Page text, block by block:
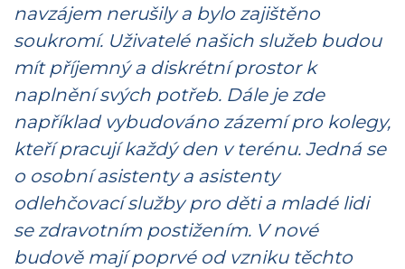
navzájem nerušily a bylo zajištěno
soukromí. Uživatelé našich služeb budou
mít příjemný a diskrétní prostor k
naplnění svých potřeb. Dále je zde
například vybudováno zázemí pro kolegy,
kteří pracují každý den v terénu. Jedná se
o osobní asistenty a asistenty
odlehčovací služby pro děti a mladé lidi
se zdravotním postižením. V nové
budově mají poprvé od vzniku těchto